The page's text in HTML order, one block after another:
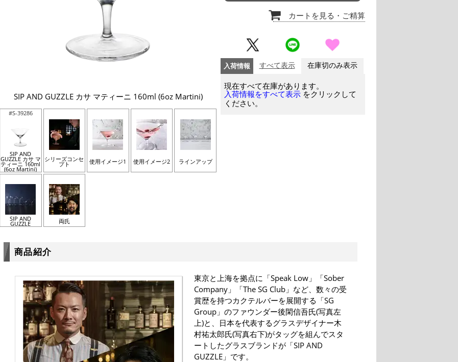
SIP AND GUZZLE カサ マティーニ 160ml (6oz Martini)
#S-39286
SIP AND
GUZZLE カサ マ
ティーニ 160ml
(6oz Martini)
シリーズコンセ
プト 使用イメージ1 使用イメージ2 ラインアップ
SIP AND
GUZZLE 両氏
カートを見る ・ご精算
入荷情報 すべて表示 在庫切のみ表示
現在すべて在庫があります。
入荷情報をすべて表示 をクリックして
ください。
商品紹介
東京と上海を拠点に「Speak Low」「Sober
Company」「The SG Club」など、数々の受
賞歴を持つカクテルバーを展開する「SG
Group」のファウンダー後閑信吾氏(写真左
上)と、日本を代表するグラスデザイナー木
村祐太郎氏(写真右下)がタッグを組んでスタ
ートしたグラスブランドが「SIP AND
GUZZLE」です。